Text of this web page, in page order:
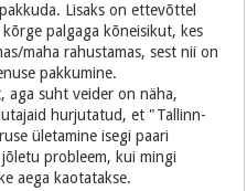
Lisaks on ettevõttel
palgaga kõneisikut, kes
maha rahustamas, sest nii on
pakkumine.
aga suht veider on näha,
hurjutatud, et "Tallinn-
ületamine isegi paari
probleem, kui mingi
aega kaotatakse.